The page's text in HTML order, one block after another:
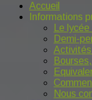
Accueil
Informations
Le
Demi-
Nous